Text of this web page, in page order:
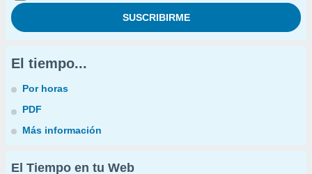
El tiempo...
Por horas
PDF
Más información
El Tiempo en tu Web